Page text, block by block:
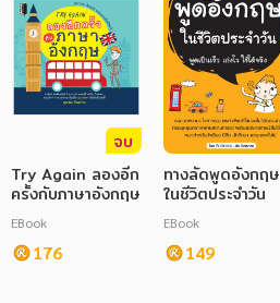
หนังสือเด็ก
การพัฒนาตนเอง
ความรู้ทั่วไป
การ์ตูนความรู้ การ์ตูน
การ์ตูนมังงะ (Manga)
จบ
Try Again ลองอีก
ครั้งกับภาษาอังกฤษ
EBook
176
ทางลัดพูดอังกฤษ
ในชีวิตประจำวัน
EBook
149